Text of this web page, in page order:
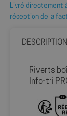
Livré directement
réception de la
DESCRIPTION
Riverts
Info-tri